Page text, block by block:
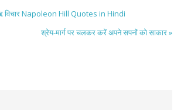
विचार Napoleon Hill Quotes in Hindi
श्रेय-मार्ग पर चलकर करें अपने सपनों को साकार »